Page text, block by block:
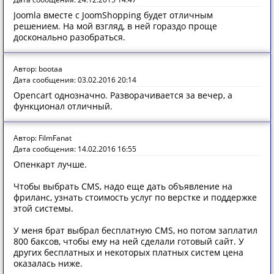
Joomla вместе с JoomShopping будет отличным
решением. На мой взгляд, в ней гораздо проще
досконально разобраться.
Автор: bootaa
Дата сообщения: 03.02.2016 20:14
Opencart однозначно. Разворачивается за вечер, а
функционал отличный.
Автор: FilmFanat
Дата сообщения: 14.02.2016 16:55
Опенкарт лучше.
Чтобы выбрать CMS, надо еще дать объявление на
фриланс, узнать стоимость услуг по верстке и поддержке
этой системы.
У меня брат выбрал бесплатную CMS, но потом заплатил
800 баксов, чтобы ему на ней сделали готовый сайт. У
других бесплатных и некоторых платных систем цена
оказалась ниже.